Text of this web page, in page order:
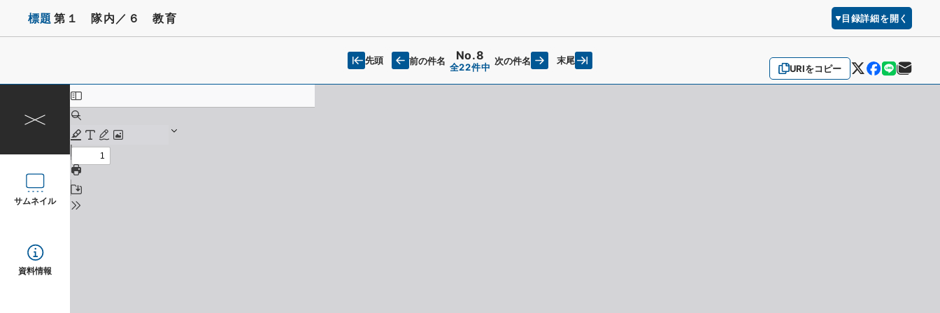
標題 第１ 隊内／６ 教育 目録詳細を開く
URIをコピー
先頭 前の件名 No.8
全22件中
次の件名 末尾
サムネイル
資料情報